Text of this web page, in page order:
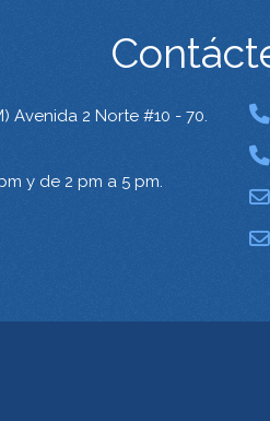
Avenida 2 Norte #10 - 70.
y de 2 pm a 5 pm.